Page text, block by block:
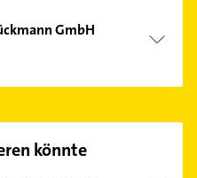
GmbH
. könnte